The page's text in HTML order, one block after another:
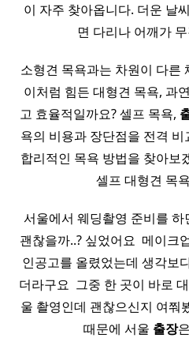
이 자주 찾아옵니다. 더운 날
면 다리나 어깨가
소형견 목욕과는 차원이 다른
이처럼 힘든 대형견 목욕, 과
고 효율적일까요? 셀프 목욕,
욕의 비용과 장단점을 전격
합리적인 목욕 방법을 찾아보
셀프 대형견 목
서울에서 웨딩촬영 준비를 하
괜찮을까..? 싶었어요 ​ 메이크
인공고를 올렸었는데 생각보
더라구요 ​ 그중 한 곳이 바로
울 촬영인데 괜찮으신지 여쭤
때문에 서울 출장